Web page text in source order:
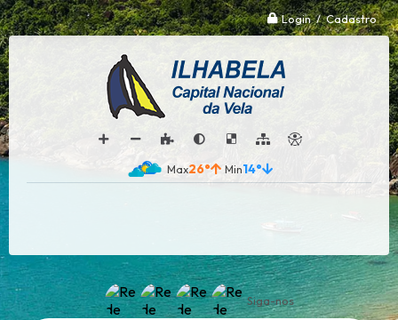
Login / Cadastro
26° 14°
Siga-nos